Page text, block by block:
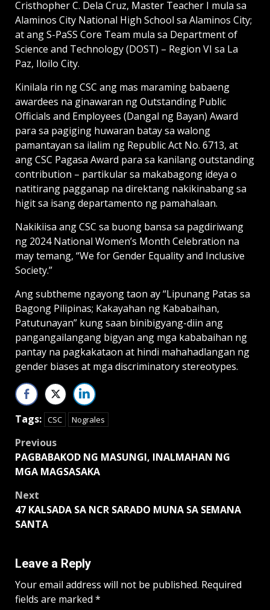
Cristhopher C. Dela Cruz, Master Teacher I mula sa
Alaminos City National High School sa Alaminos City;
at ang S-PaSS Core Team mula sa Department of
Science and Technology (DOST) – Region VI sa La
Paz, Iloilo City.
Kinilala rin ng CSC ang mas maraming babaeng
awardees na ginawaran ng Outstanding Public
Officials and Employees (Dangal ng Bayan) Award
para sa pagiging huwaran batay sa walong
pamantayan sa ilalim ng Republic Act No. 6713, at
ang CSC Pagasa Award para sa kanilang outstanding
contribution – partikular sa makabagong ideya o
natitirang pagganap na direktang nakikinabang sa
higit sa isang departamento ng pamahalaan.
Nakikiisa ang CSC sa buong bansa sa pagdiriwang
ng 2024 National Women’s Month Celebration na
may temang, “We for Gender Equality and Inclusive
Society.”
Ang subtheme ngayong taon ay “Lipunang Patas sa
Bagong Pilipinas; Kakayahan ng Kababaihan,
Patutunayan” kung saan binibigyang-diin ang
pangangailangang bigyan ang mga kababaihan ng
pantay na pagkakataon at hindi mahahadlangan ng
gender biases at mga discriminatory stereotypes.
Tags: CSC Nograles
Post
navigation
Previous
PAGBABAKOD NG MASUNGI, INALMAHAN NG
MGA MAGSASAKA
Next
47 KALSADA SA NCR SARADO MUNA SA SEMANA
SANTA
Leave a Reply
Your email address will not be published. Required
fields are marked *